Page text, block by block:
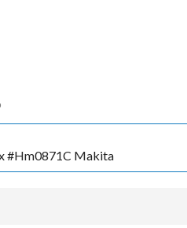
#Hm0871C Makita